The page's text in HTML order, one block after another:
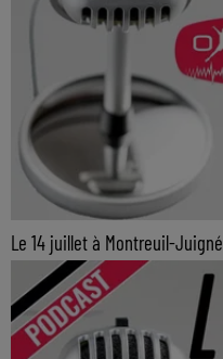
Le 14 juillet à Montreuil-